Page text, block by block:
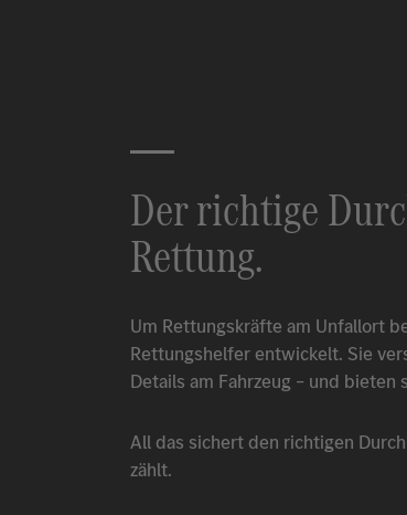
Der richtige
Rettung.
Um Rettungskräfte am Unfallort
Rettungshelfer entwickelt. Sie
Details am Fahrzeug – und
All das sichert den richtigen
zählt.